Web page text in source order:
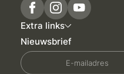
Extra links
Nieuwsbrief
E-mailadres